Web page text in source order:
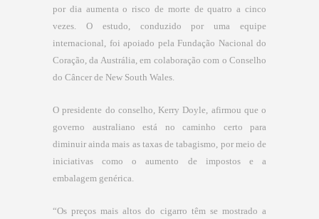
por dia aumenta o risco de morte de quatro a cinco
vezes. O estudo, conduzido por uma equipe
internacional, foi apoiado pela Fundação Nacional do
Coração, da Austrália, em colaboração com o Conselho
do Câncer de New South Wales.
O presidente do conselho, Kerry Doyle, afirmou que o
governo australiano está no caminho certo para
diminuir ainda mais as taxas de tabagismo, por meio de
iniciativas como o aumento de impostos e a
embalagem genérica.
“Os preços mais altos do cigarro têm se mostrado a